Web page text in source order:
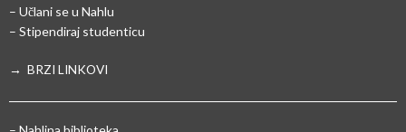
– Učlani se u Nahlu
– Stipendiraj studenticu
→ BRZI LINKOVI